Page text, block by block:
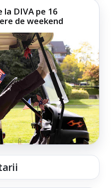
la DIVA pe 16
de weekend